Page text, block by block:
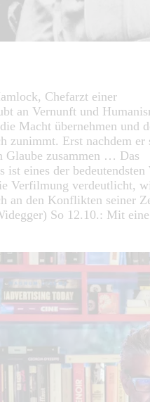
Chefarzt einer
an Vernunft und
Macht übernehmen und
zunimmt. Erst nachdem er
zusammen … Das
ist eines der bedeutendsten
Verfilmung verdeutlicht,
an den Konflikten seiner
So 12.10.: Mit eine